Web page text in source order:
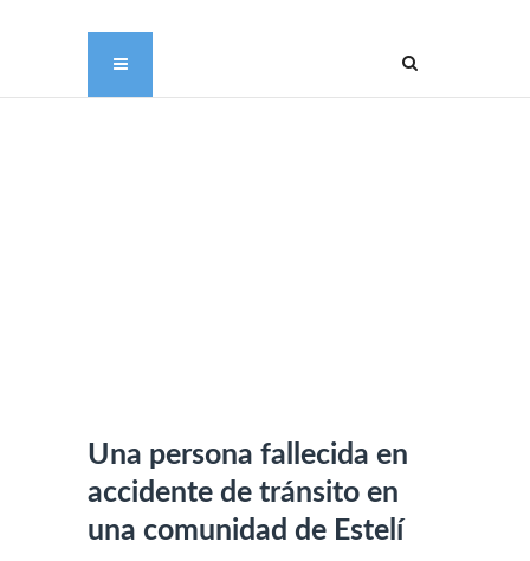
Una persona fallecida en
accidente de tránsito en
una comunidad de Estelí